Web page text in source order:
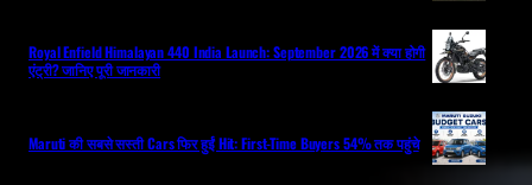
Royal Enfield Himalayan 440 India Launch: September 2026 में क्या होगी
एंट्री? जानिए पूरी जानकारी
Maruti की सबसे सस्ती Cars फिर हुईं Hit: First-Time Buyers 54% तक पहुंचे